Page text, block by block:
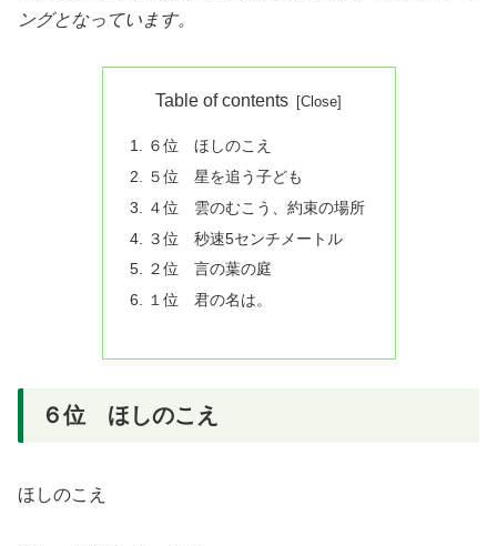
ングとなっています。
Table of contents
６位 ほしのこえ
５位 星を追う子ども
４位 雲のむこう、約束の場所
３位 秒速5センチメートル
２位 言の葉の庭
１位 君の名は。
６位 ほしのこえ
ほしのこえ